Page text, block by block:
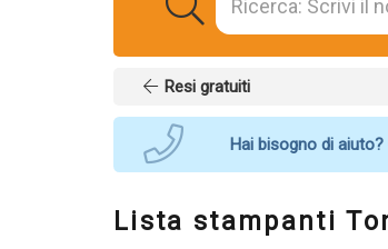
Resi gratuiti
Hai bisogno di aiuto?
Lista stampanti